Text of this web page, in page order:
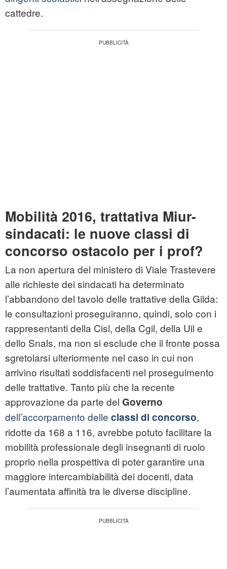
cattedre.
Mobilità 2016, trattativa Miur-
sindacati: le nuove classi di
concorso ostacolo per i prof?
La non apertura del ministero di Viale Trastevere
alle richieste dei sindacati ha determinato
l’abbandono del tavolo delle trattative della Gilda:
le consultazioni proseguiranno, quindi, solo con i
rappresentanti della Cisl, della Cgil, della Uil e
dello Snals, ma non si esclude che il fronte possa
sgretolarsi ulteriormente nel caso in cui non
arrivino risultati soddisfacenti nel proseguimento
delle trattative. Tanto più che la recente
approvazione da parte del Governo
dell’accorpamento delle classi di concorso,
ridotte da 168 a 116, avrebbe potuto facilitare la
mobilità professionale degli insegnanti di ruolo
proprio nella prospettiva di poter garantire una
maggiore intercambiabilità dei docenti, data
l’aumentata affinità tra le diverse discipline.